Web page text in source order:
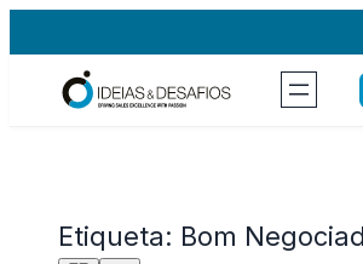
para
Etiqueta: Bom